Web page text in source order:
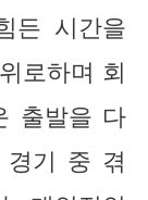
든 시간을
로하며 회
출발을 다
경기 중 겪